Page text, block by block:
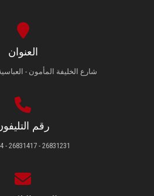
العنوان
شارع الخليفة المأمون -
رقم
26831231 - 26831417 - 26831474